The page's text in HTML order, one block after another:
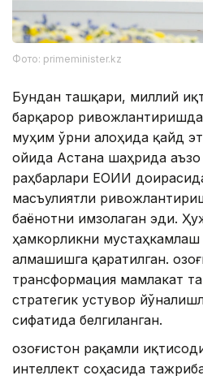
Фото: primeminister.kz
Бундан ташқари, миллий
барқарор
муҳим ўрни алоҳида қайд
ойида Астана шаҳрида аъзо
раҳбарлари ЕОИИ
масъулиятли
баёнотни имзолаган эди.
ҳамкорликни
алмашишга қаратилган.
трансформация мамлакат
стратегик устувор
сифатида белгиланган.
Қозоғистон рақамли
интеллект соҳасида